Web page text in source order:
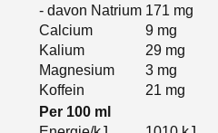
- davon Natrium 171 mg
Calcium
9 mg
Kalium
29 mg
Magnesium
3 mg
Koffein
21 mg
Per 100 ml